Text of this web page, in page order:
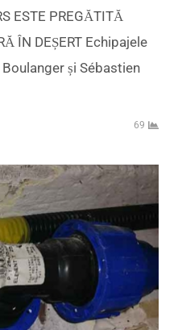
ESTE PREGĂTITĂ
ÎN DEȘERT Echipajele
și Sébastien
69